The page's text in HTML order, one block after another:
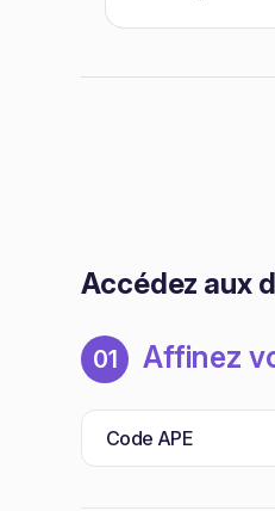
Accédez aux
01 Affinez
Code APE